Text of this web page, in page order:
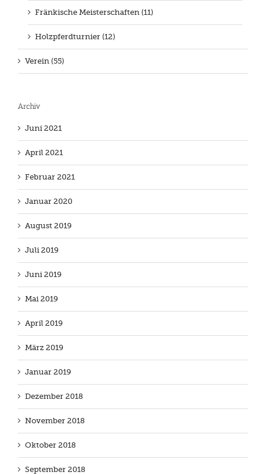
Fränkische Meisterschaften (11)
Holzpferdturnier (12)
Verein (55)
Archiv
Juni 2021
April 2021
Februar 2021
Januar 2020
August 2019
Juli 2019
Juni 2019
Mai 2019
April 2019
März 2019
Januar 2019
Dezember 2018
November 2018
Oktober 2018
September 2018